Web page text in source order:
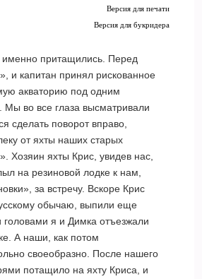
Версия для печати
Версия для букридера
именно притащились. Перед
и капитан принял рискованное
акваторию под одним
Мы во все глаза высматривали
сделать поворот вправо,
от яхты наших старых
Хозяин яхты Крис, увидев нас,
на резиновой лодке к нам,
за встречу. Вскоре Крис
обычаю, выпили еще
я и Димка отъезжали
А наши, как потом
своеобразно. После нашего
потащило на яхту Криса, и